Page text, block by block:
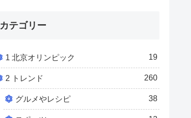
カテゴリー
1 北京オリンピック 19
2 トレンド 260
グルメやレシピ 38